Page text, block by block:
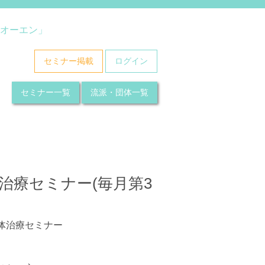
ーエン」
セミナー掲載 ログイン
セミナー一覧 流派・団体一覧
療セミナー(毎月第3
治療セミナー